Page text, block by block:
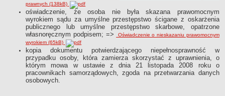
prawnych (138kB)
oświadczenie, że osoba nie była skazana prawomocnym
wyrokiem sądu za umyślne przestępstwo ścigane z oskarżenia
publicznego lub umyślne przestępstwo skarbowe, opatrzone
własnoręcznym podpisem; =>
Oświadczenie o nieskazaniu prawomocnym
wyrokiem (65kB)
kopia dokumentu potwierdzającego niepełnosprawność w
przypadku osoby, która zamierza skorzystać z uprawnienia, o
którym mowa w ustawie z dnia 21 listopada 2008 roku o
pracownikach samorządowych, zgoda na przetwarzania danych
osobowych.